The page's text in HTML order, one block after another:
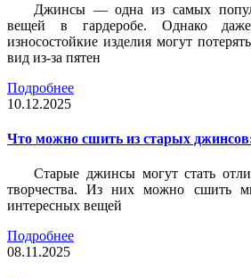
Джинсы — одна из самых
вещей в гардеробе. Однако
износостойкие изделия могут
вид из-за пятен
Подробнее
10.12.2025
Что можно сшить из старых
Старые джинсы могут стать
творчества. Из них можно сшить
интересных вещей
Подробнее
08.11.2025